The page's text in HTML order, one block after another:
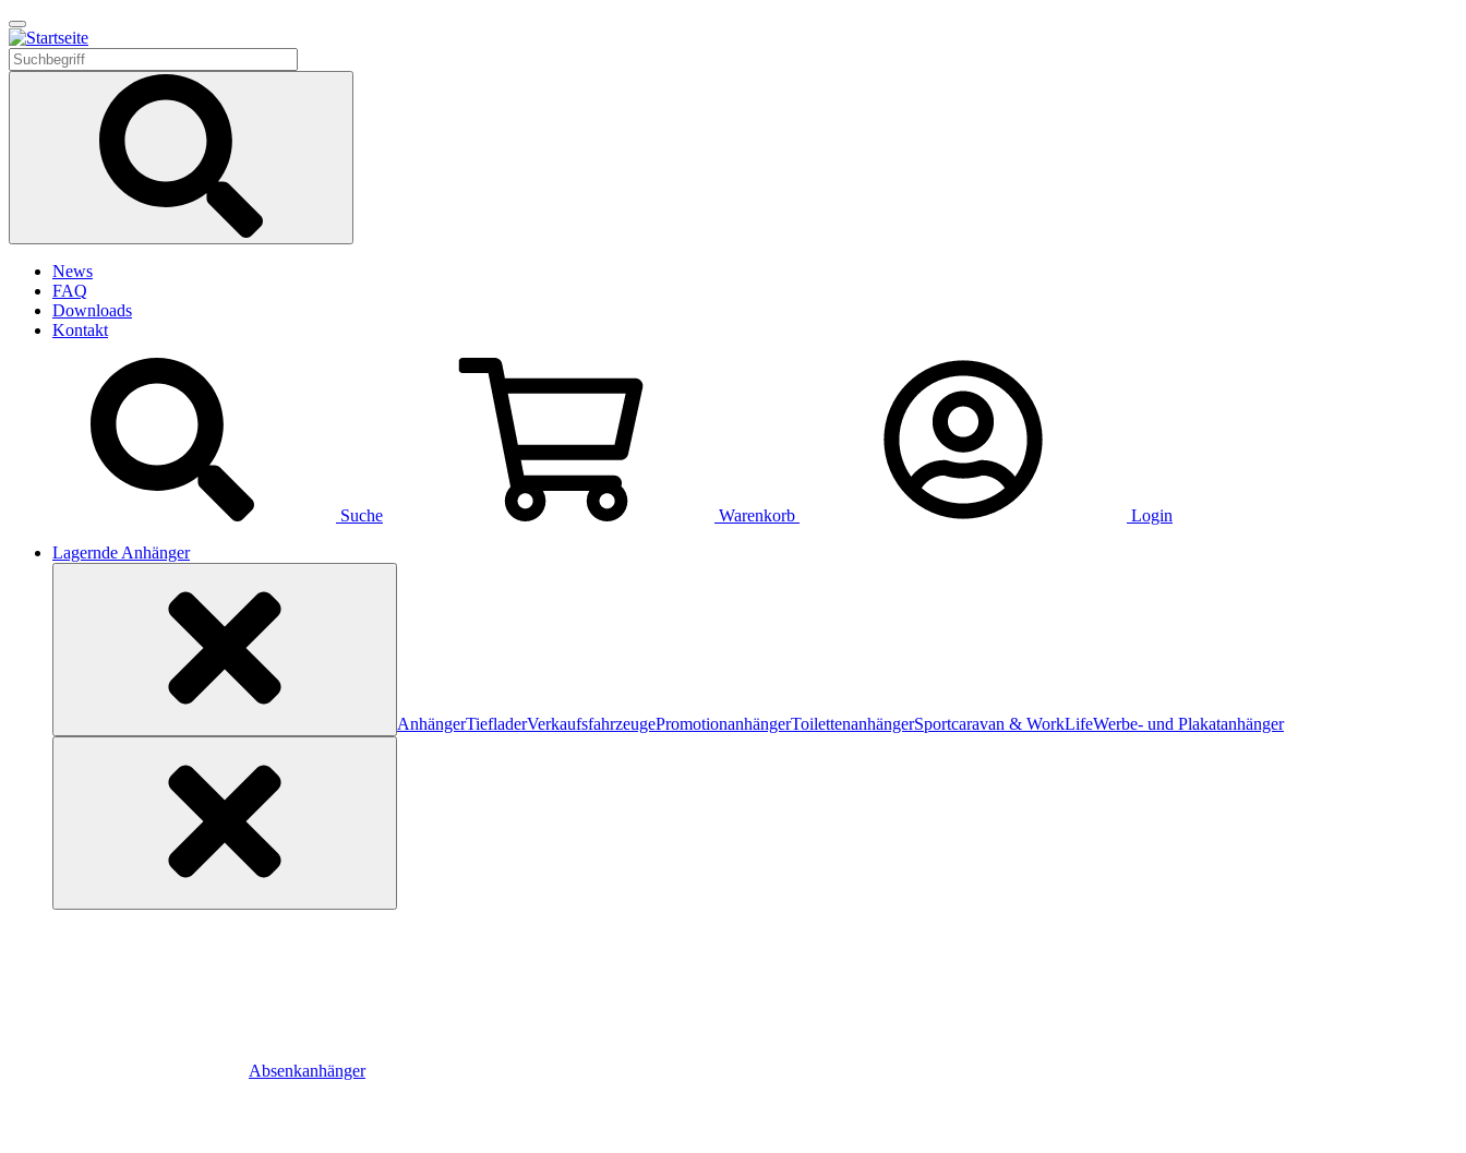
Direkt
zum
Inhalt
News
FAQ
Downloads
Kontakt
Suche Warenkorb
Login
Lagernde Anhänger
AnhängerTiefladerVerkaufsfahrzeugePromotionanhängerToilettenanhängerSportcaravan & WorkLifeWerbe- und Plakatanhänger
Absenkanhänger